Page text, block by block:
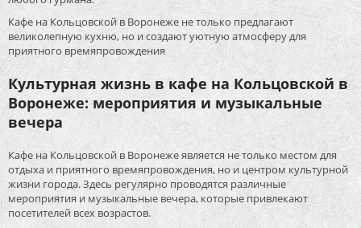
Кафе на Кольцовской в Воронеже не только предлагают
великолепную кухню, но и создают уютную атмосферу для
приятного времяпровождения
Культурная жизнь в кафе на Кольцовской в
Воронеже: мероприятия и музыкальные
вечера
Кафе на Кольцовской в Воронеже является не только местом для
отдыха и приятного времяпровождения, но и центром культурной
жизни города. Здесь регулярно проводятся различные
мероприятия и музыкальные вечера, которые привлекают
посетителей всех возрастов.